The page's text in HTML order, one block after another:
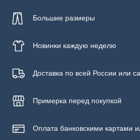
Большие размеры
Новинки каждую неделю
Доставка по всей России или
Примерка перед покупкой
Оплата банковскими картами